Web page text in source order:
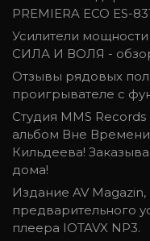
PREMIERA ECO ES-
Усилители
СИЛА И ВОЛЯ - обзор
Отзывы рядовых
проигрывателе с
Студия MMS
альбом Вне
Кильдеева!
дома!
Издание AV Magazin,
предварительного
плеера IOTAVX NP3.